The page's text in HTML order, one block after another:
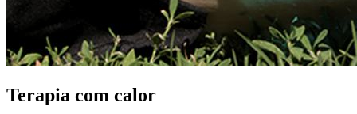
Terapia com calor